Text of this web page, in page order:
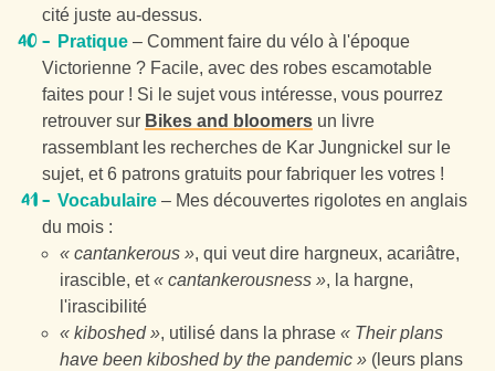
cité juste au-dessus.
Pratique – Comment faire du vélo à l'époque
Victorienne ? Facile, avec des robes escamotable
faites pour ! Si le sujet vous intéresse, vous pourrez
retrouver sur Bikes and bloomers un livre
rassemblant les recherches de Kar Jungnickel sur le
sujet, et 6 patrons gratuits pour fabriquer les votres !
Vocabulaire – Mes découvertes rigolotes en anglais
du mois :
« cantankerous », qui veut dire hargneux, acariâtre,
irascible, et« cantankerousness », la hargne,
l'irascibilité
« kiboshed », utilisé dans la phrase« Their plans
have been kiboshed by the pandemic » (leurs plans